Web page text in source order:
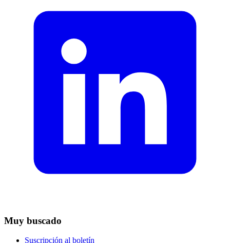
Muy buscado
Suscripción al boletín